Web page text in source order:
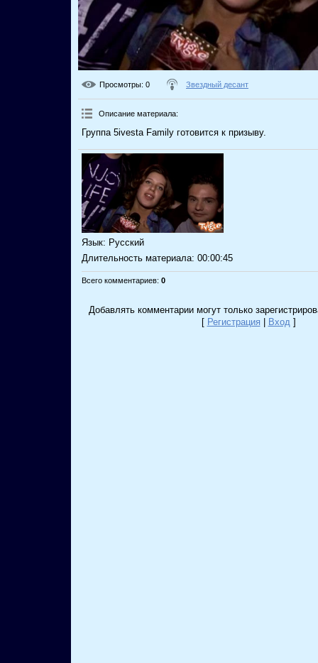
Просмотры: 0 Звездный десант
Описание материала:
Группа 5ivesta Family готовится к призыву.
Язык: Русский
Длительность материала: 00:00:45
Всего комментариев: 0
Добавлять комментарии могут только
[ Регистрация Вход]